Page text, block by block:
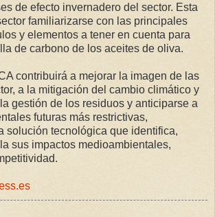
de efecto invernadero del sector. Esta
familiarizarse con las principales
y elementos a tener en cuenta para
de carbono de los aceites de oliva.
contribuirá a mejorar la imagen de las
a la mitigación del cambio climático y
gestión de los residuos y anticiparse a
futuras más restrictivas,
solución tecnológica que identifica,
sus impactos medioambientales,